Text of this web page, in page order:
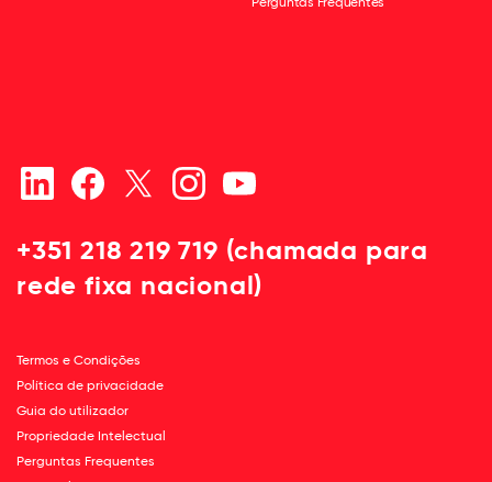
+351 218 219 719 (chamada para
rede fixa nacional)
Termos e Condições
Política de privacidade
Guia do utilizador
Propriedade Intelectual
Perguntas Frequentes